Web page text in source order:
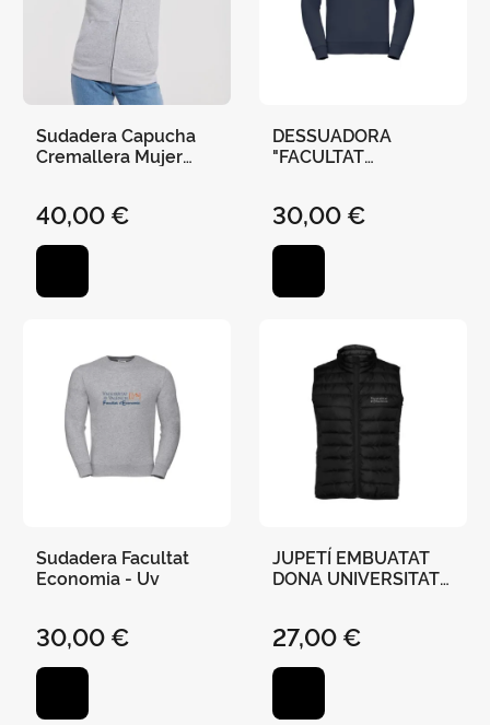
Sudadera Capucha
Cremallera Mujer
40,00 €
DESSUADORA
"FACULTAT
30,00 €
Sudadera Facultat
Economia - Uv
30,00 €
JUPETÍ EMBUATAT
DONA UNIVERSITAT
27,00 €